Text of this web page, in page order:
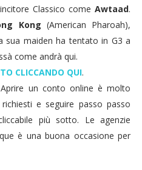
Classico comeAwtaad.
Kong (American Pharoah),
sua maiden ha tentato in G3 a
come andrà qui.
CLICCANDO QUI.
un conto online è molto
e seguire passo passo
più sotto. Le agenzie
è una buona occasione per